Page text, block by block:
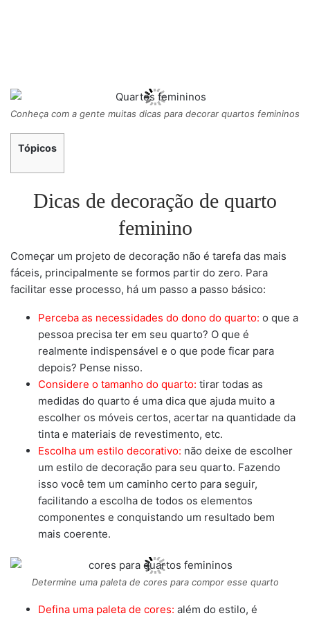
Conheça com a gente muitas dicas para decorar quartos femininos
Tópicos
Dicas de decoração de quarto
feminino
Começar um projeto de decoração não é tarefa das mais
fáceis, principalmente se formos partir do zero. Para
facilitar esse processo, há um passo a passo básico:
Perceba as necessidades do dono do quarto: o que a
pessoa precisa ter em seu quarto? O que é
realmente indispensável e o que pode ficar para
depois? Pense nisso.
Considere o tamanho do quarto: tirar todas as
medidas do quarto é uma dica que ajuda muito a
escolher os móveis certos, acertar na quantidade da
tinta e materiais de revestimento, etc.
Escolha um estilo decorativo: não deixe de escolher
um estilo de decoração para seu quarto. Fazendo
isso você tem um caminho certo para seguir,
facilitando a escolha de todos os elementos
componentes e conquistando um resultado bem
mais coerente.
Determine uma paleta de cores para compor esse quarto
Defina uma paleta de cores: além do estilo, é